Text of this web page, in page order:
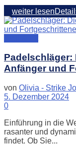
weiter lesen
Padelschläger:
Anfänger und
von Olivia - Strike
5. Dezember 2024
0
Einführung in die
rasanter und
findet. Ob Sie...